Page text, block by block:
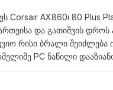
Corsair AX860i 80 Plus
და გათიშვის დროს
რისი ბრალი შეიძლება
PC ნაწილი